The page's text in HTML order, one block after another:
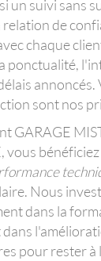
un suivi sans
de
chaque
ponctualité,
sont nos
GARAGE
vous
Nous
dans la
pour rester à